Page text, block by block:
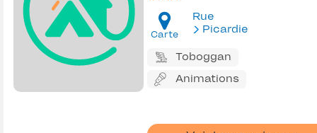
Carte
Rue
Picardie
Toboggan
Animations